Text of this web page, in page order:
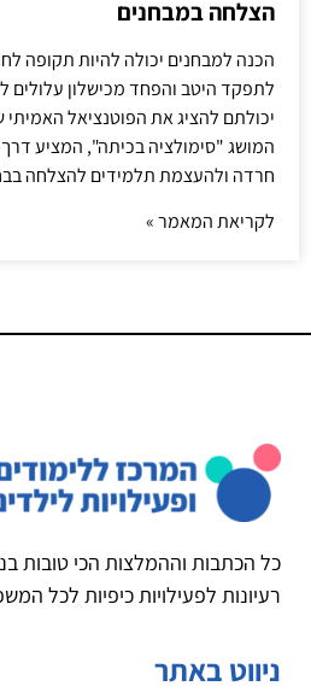
הצלחה במבחנים
הכנה למבחנים יכולה להיות תקופה
לתפקד היטב והפחד מכישלון עלולים
יכולתם להציג את הפוטנציאל
המושג "סימולציה בכיתה", המציע
חרדה ולהעצמת תלמידים להצלחה
לקריאת המאמר »
כל הכתבות וההמלצות הכי טובות
רעיונות לפעילויות כיפיות לכל
ניווט באתר